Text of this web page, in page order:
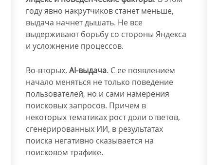
году явно накрутчиков станет меньше,
выдача начнет дышать. Не все
выдерживают борьбу со стороны Яндекса
и усложнение процессов.
Во-вторых,AI-выдача. С ее появлением
начало меняться не только поведение
пользователей, но и сами намерения
поисковых запросов. Причем в
некоторых тематиках рост доли ответов,
сгенерированных ИИ, в результатах
поиска негативно сказывается на
поисковом трафике.